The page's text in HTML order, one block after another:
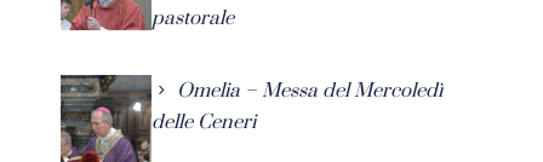
pastorale
Omelia – Messa del Mercoledì
delle Ceneri